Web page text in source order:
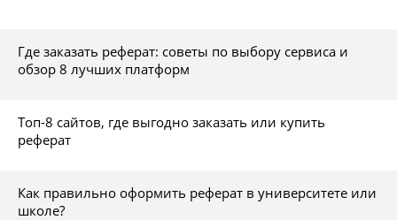
Где заказать реферат: советы по выбору сервиса и
обзор 8 лучших платформ
Топ-8 сайтов, где выгодно заказать или купить
реферат
Как правильно оформить реферат в университете или
школе?